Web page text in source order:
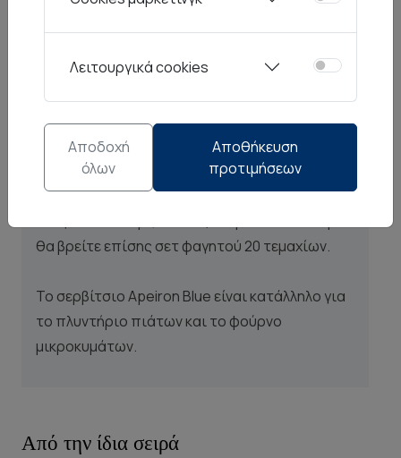
μπλε είναι άπειρο και μας εμπνέει να
δημιουργούμε!
Η σειρά Apeiron Blue απαρτίζεται από πιάτα
ρηχά, βαθιά και φρούτου, πιατέλα, σαλατιέρα,
τσαγιέρα, γαλατιέρα, ζαχαριέρα, φλυτζάνια
θα βρείτε επίσης σετ φαγητού 20 τεμαχίων.
Το σερβίτσιο Apeiron Blue είναι κατάλληλο για
το πλυντήριο πιάτων και το φούρνο
μικροκυμάτων.
Από την ίδια σειρά
Λειτουργικά cookies
Αποδοχή
όλων
Αποθήκευση
προτιμήσεων